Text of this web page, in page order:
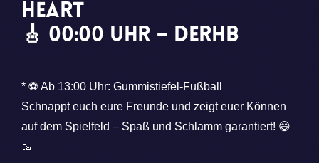
Heart
🎸 00:00 Uhr – DerHB
* ⚽ Ab 13:00 Uhr: Gummistiefel-Fußball
Schnappt euch eure Freunde und zeigt euer Können
auf dem Spielfeld – Spaß und Schlamm garantiert! 😄
🥾